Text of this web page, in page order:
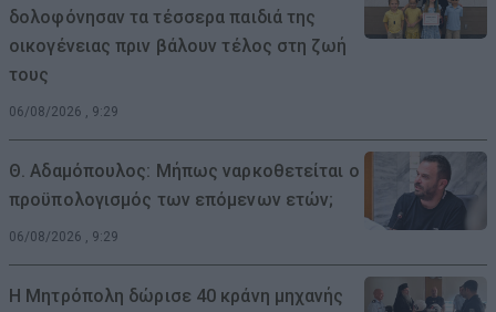
δολοφόνησαν τα τέσσερα παιδιά της
οικογένειας πριν βάλουν τέλος στη ζωή
τους
06/08/2026 , 9:29
Θ. Αδαμόπουλος: Μήπως ναρκοθετείται ο
προϋπολογισμός των επόμενων ετών;
06/08/2026 , 9:29
Η Μητρόπολη δώρισε 40 κράνη μηχανής